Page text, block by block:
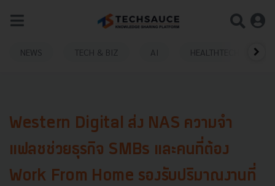
NEWS TECH & BIZ AI HEALTHTECH
Western Digital ส่ง NAS ความจำ
แฟลชช่วยธุรกิจ SMBs และคนที่ต้อง
Work From Home รองรับปริมาณงานที่